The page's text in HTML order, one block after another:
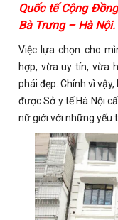
Quốc tế Cộng
Bà Trưng – Hà Nội.
Việc lựa chọn cho
hợp, vừa uy tín, vừa
phái đẹp. Chính vì
được Sở y tế Hà Nội
nữ giới với những yếu